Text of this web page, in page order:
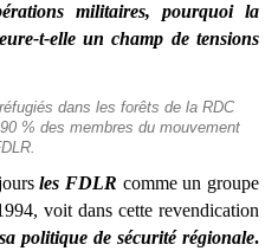
militaires, pourquoi la
t-elle un champ de tensions
dans les forêts de la RDC
% des membres du mouvement
les FDLR comme un groupe
voit dans cette revendication
politique de sécurité régionale.